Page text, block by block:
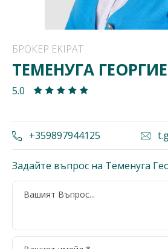
БРОКЕР EKIPAT
ТЕМЕНУГА
5.0
+359897944125
Задайте въпрос на Теменуга